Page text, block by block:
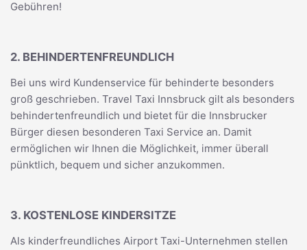
Gebühren!
2. BEHINDERTENFREUNDLICH
Bei uns wird Kundenservice für behinderte besonders
groß geschrieben. Travel Taxi Innsbruck gilt als besonders
behindertenfreundlich und bietet für die Innsbrucker
Bürger diesen besonderen Taxi Service an. Damit
ermöglichen wir Ihnen die Möglichkeit, immer überall
pünktlich, bequem und sicher anzukommen.
3. KOSTENLOSE KINDERSITZE
Als kinderfreundliches Airport Taxi-Unternehmen stellen